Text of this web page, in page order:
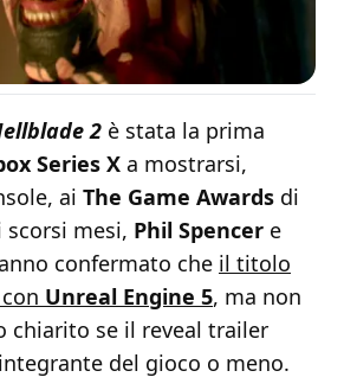
2 è stata la prima
Series X a mostrarsi,
ai The Game Awards di
mesi, Phil Spencer e
confermato che il titolo
Unreal Engine 5, ma non
chiarito se il reveal trailer
del gioco o meno.